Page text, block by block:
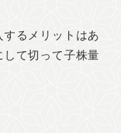
るメリットはあ
して切って子株量